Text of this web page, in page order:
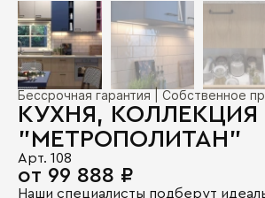
Бессрочная гарантия | Собственное
КУХНЯ, КОЛЛЕКЦИЯ
"МЕТРОПОЛИТАН"
Арт. 108
от 99 888 ₽
Наши специалисты подберут